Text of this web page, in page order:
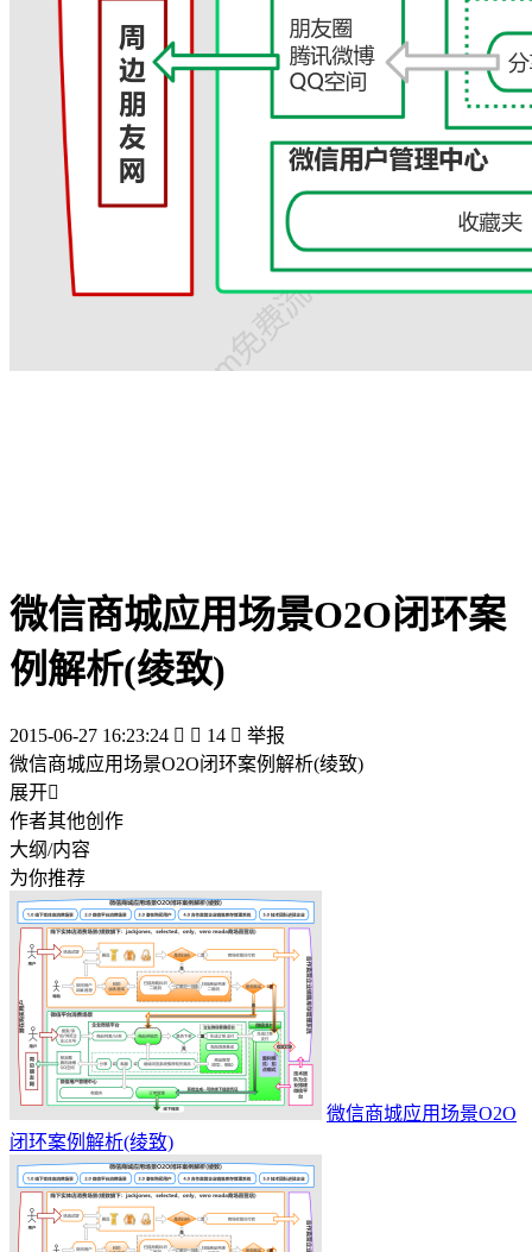
微信商城应用场景O2O闭环案
例解析(绫致)
2015-06-27 16:23:24   14  举报
微信商城应用场景O2O闭环案例解析(绫致)
展开
作者其他创作
大纲/内容
为你推荐
微信商城应用场景O2O
闭环案例解析(绫致)